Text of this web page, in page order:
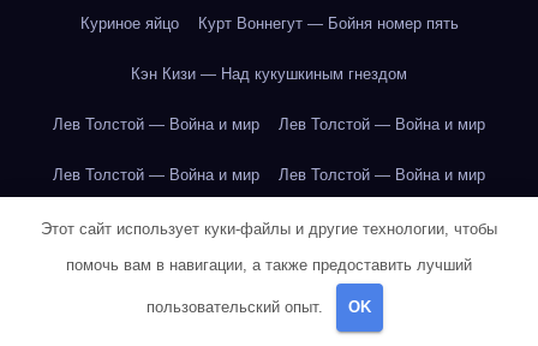
Куриное яйцо Курт Воннегут — Бойня номер пять
Кэн Кизи — Над кукушкиным гнездом
Лев Толстой — Война и мир Лев Толстой — Война и мир
Лев Толстой — Война и мир Лев Толстой — Война и мир
Лев Толстой — Война и мир Лев Толстой — Война и мир
Лев Толстой — Война и мир Лев Толстой — Война и мир
Лев Толстой — Война и мир
Этот сайт использует куки-файлы и другие технологии, чтобы
помочь вам в навигации, а также предоставить лучший
пользовательский опыт. OK